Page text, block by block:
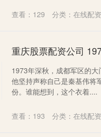
查看： 129 分类： 在线配
1973年深秋，成都军区的大
他坚持声称自己是秦基伟将
份。谁能想到，这个衣着....
查看： 193 分类： 在线配